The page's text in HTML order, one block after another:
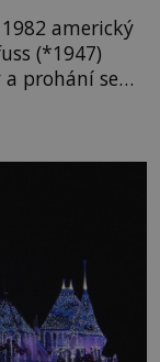
americký
(*1947)
prohání se
ze
to Dreyfuss